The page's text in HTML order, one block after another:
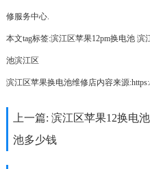
修服务中心.
本文tag标签:滨江区苹果12pm换电池 滨
池滨江区
滨江区苹果换电池维修店内容来源
上一篇: 滨江区苹果12换电
池多少钱